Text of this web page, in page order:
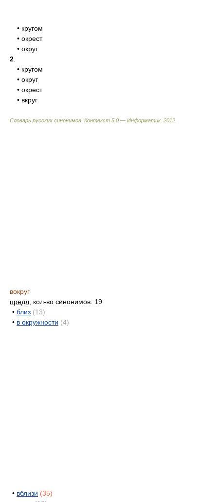
• кругом
• окрест
• округ
2
• кругом
• округ
• окрест
• вкруг
Словарь русских синонимов. Контекст 5.0 — Информатик. 2012
вокруг
предл , кол-во синонимов: 19
• близ (13)
• в окружности (4)
• вблизи (35)